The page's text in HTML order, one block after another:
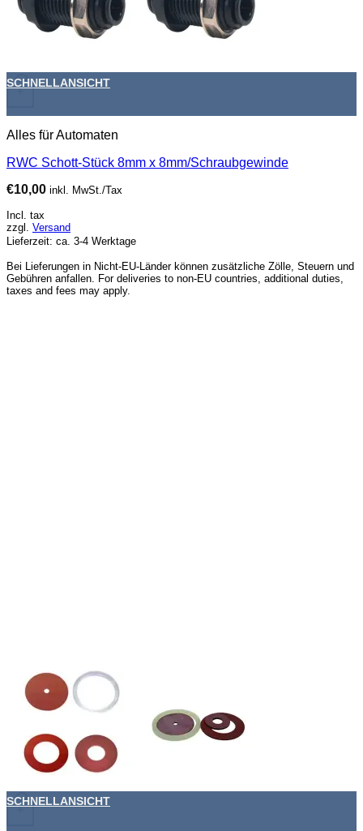
+
SCHNELLANSICHT
Alles für Automaten
RWC Schott-Stück 8mm x 8mm/Schraubgewinde
€10,00 inkl. MwSt./Tax
Incl. tax
zzgl. Versand
Lieferzeit: ca. 3-4 Werktage
Bei Lieferungen in Nicht-EU-Länder können zusätzliche Zölle, Steuern und
Gebühren anfallen. For deliveries to non-EU countries, additional duties,
taxes and fees may apply.
+
SCHNELLANSICHT